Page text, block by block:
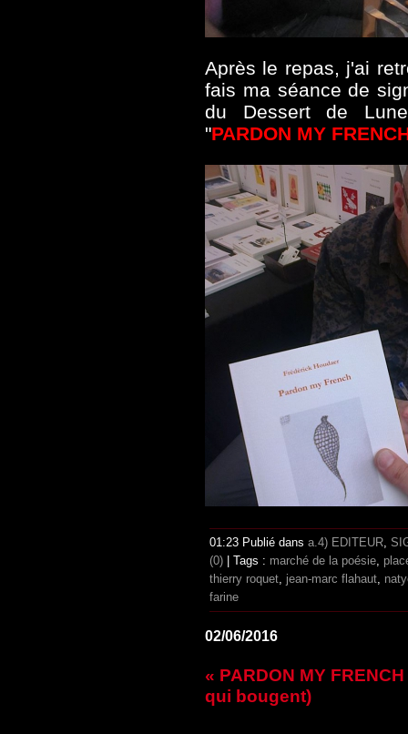
Après le repas, j'ai
fais ma séance de
du Dessert de
"PARDON MY
01:23 Publié dans a.4) EDITEUR
(0) | Tags : marché de la poésie
thierry roquet jean-marc flahaut
farine
02/06/2016
« PARDON MY
qui bougent)